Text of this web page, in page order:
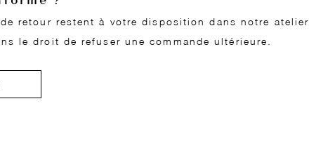
retour restent à votre disposition dans notre atelier.
le droit de refuser une commande ultérieure.